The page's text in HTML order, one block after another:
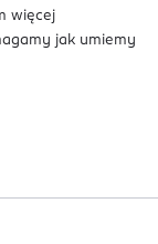
więcej
jak umiemy